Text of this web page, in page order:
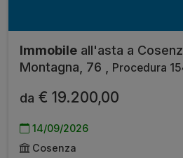
Immobile all'asta a
Montagna, 76 ,
Procedura
da € 19.200,00
14/09/2026
Cosenza